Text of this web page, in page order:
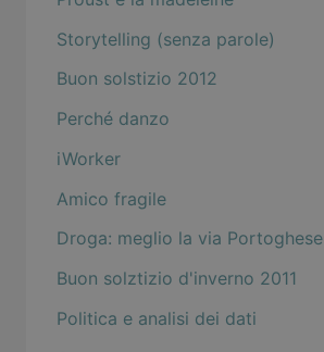
Storytelling (senza parole)
Buon solstizio 2012
Perché danzo
iWorker
Amico fragile
Droga: meglio la via Portoghese
Buon solztizio d'inverno 2011
Politica e analisi dei dati